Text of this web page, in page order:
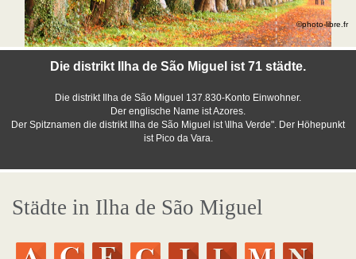
Die distrikt Ilha de São Miguel ist 71 städte.
Die distrikt Ilha de São Miguel 137.830-Konto Einwohner.
Der englische Name ist Azores.
Der Spitznamen die distrikt Ilha de São Miguel ist \Ilha Verde". Der Höhepunkt
ist Pico da Vara.
©photo-libre.fr
Städte in Ilha de São Miguel